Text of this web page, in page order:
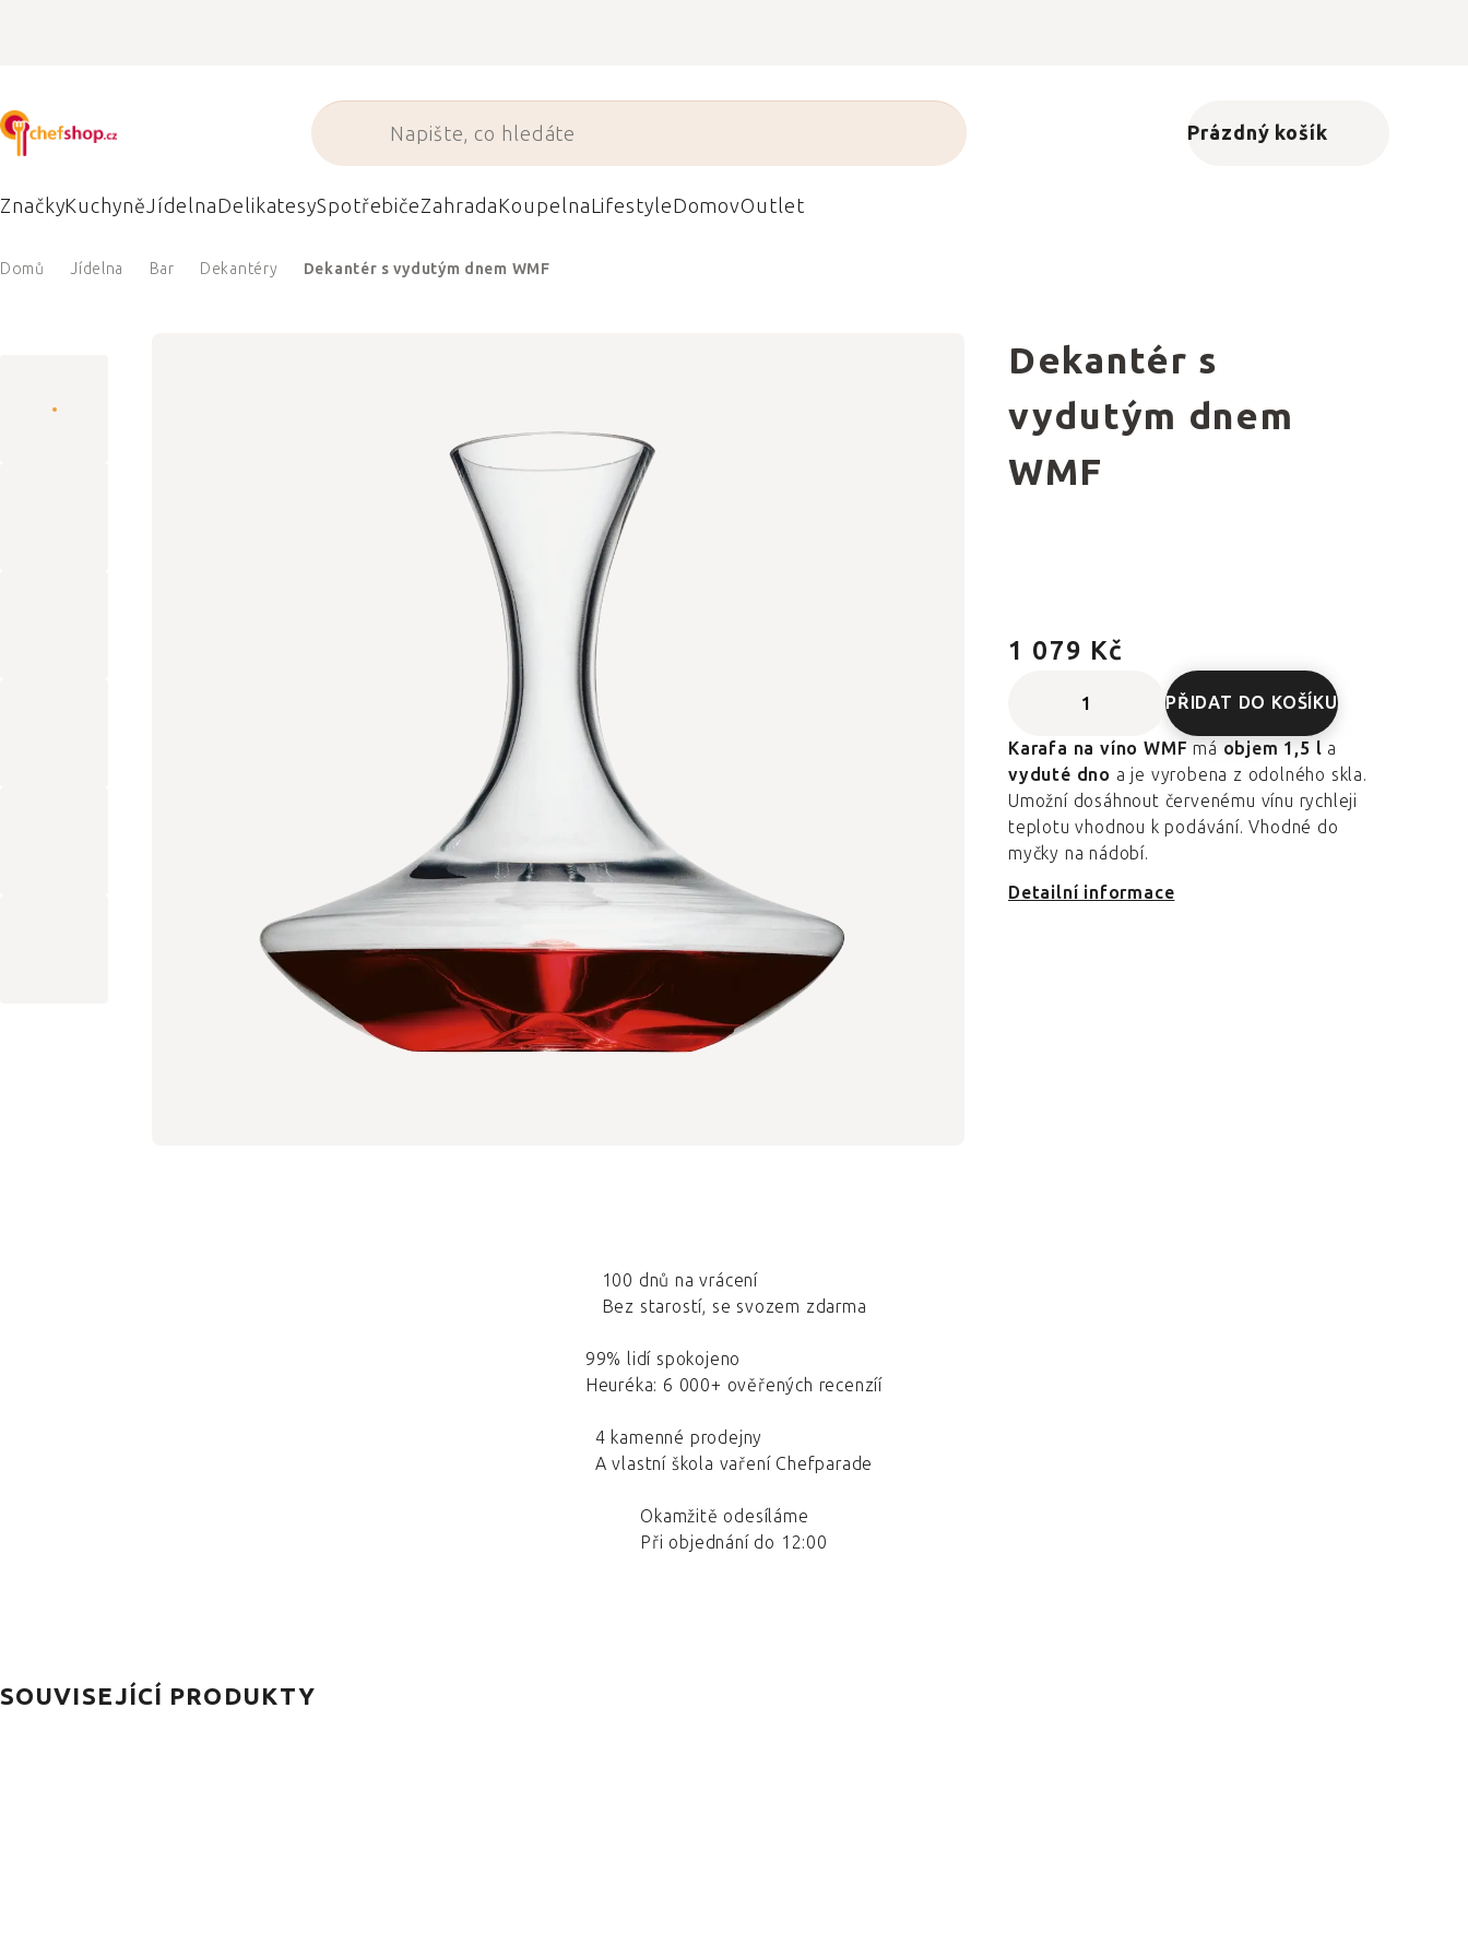
Nákupní košík
Prázdný košík
ZnačkyKuchyněJídelnaDelikatesySpotřebičeZahradaKoupelnaLifestyleDomovOutlet
Domů Jídelna Bar Dekantéry Dekantér s vydutým dnem WMF
Dekantér s
vydutým dnem
WMF
1 079 Kč
PŘIDAT DO KOŠÍKU
Karafa na víno WMF má objem 1,5 l a
vyduté dno a je vyrobena z odolného skla.
Umožní dosáhnout červenému vínu rychleji
teplotu vhodnou k podávání. Vhodné do
myčky na nádobí.
Detailní informace
100 dnů na vrácení
Bez starostí, se svozem zdarma
99% lidí spokojeno
Heuréka: 6 000+ ověřených recenzíí
4 kamenné prodejny
A vlastní škola vaření Chefparade
Okamžitě odesíláme
Při objednání do 12:00
SOUVISEJÍCÍ PRODUKTY